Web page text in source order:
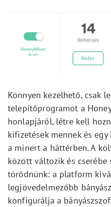
Könnyen kezelhető, csak
telepítőprogramot a
honlapjáról, létre kell
kifizetések mennek és
a minert a háttérben. A
között változik és
törődnünk: a platform
legjövedelmezőbb
konfigurálja a